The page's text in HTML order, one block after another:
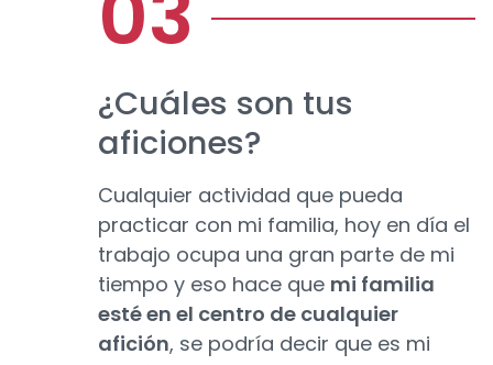
¿Cuáles son tus
aficiones?
Cualquier actividad que pueda
practicar con mi familia, hoy en día el
trabajo ocupa una gran parte de mi
tiempo y eso hace que mi familia
esté en el centro de cualquier
afición, se podría decir que es mi